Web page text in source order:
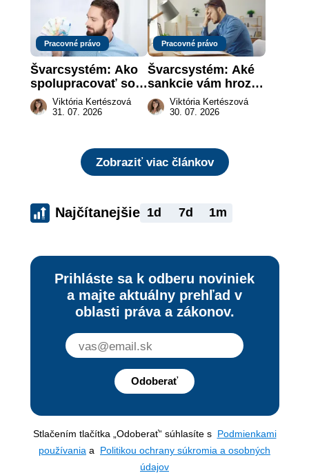
Pracovné právo
Švarcsystém: Ako
spolupracovať so
živnostníkom
legálne a bez
Viktória Kertészová
31. 07. 2026
Pracovné právo
Švarcsystém: Aké
sankcie vám hrozia
a prečo nestačí
zaplatiť pokutu?
Viktória Kertészová
30. 07. 2026
Zobraziť viac článkov
Najčítanejšie 1d 7d 1m
Prihláste sa k odberu noviniek
a majte aktuálny prehľad v
oblasti práva a zákonov.
Odoberať
Stlačením tlačítka „Odoberať“ súhlasíte s Podmienkami
používania a Politikou ochrany súkromia a osobných
údajov